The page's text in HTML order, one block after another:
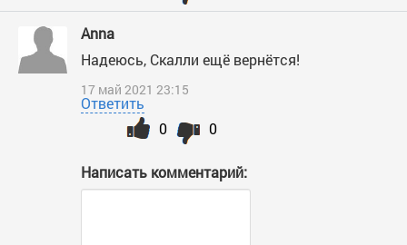
Anna
Надеюсь, Скалли ещё вернётся!
17 май 2021 23:15
Ответить
0
0
Написать комментарий: